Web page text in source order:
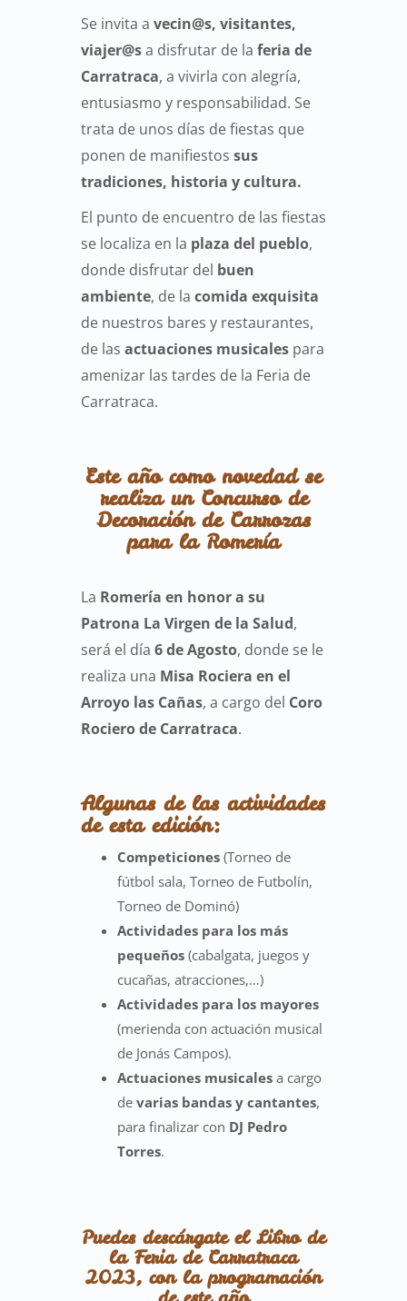
Se invita a vecin@s, visitantes,
viajer@sa disfrutar de la feria de
Carratraca, a vivirla con alegría,
entusiasmo y responsabilidad. Se
trata de unos días de fiestas que
ponen de manifiestos sus
tradiciones, historia y cultura.
El punto de encuentro de las fiestas
se localiza en la plaza del pueblo,
donde disfrutar del buen
ambiente, de la comida exquisita
de nuestros bares y restaurantes,
de las actuaciones musicales para
amenizar las tardes de la Feria de
Carratraca.
Este año como novedad se
realiza un Concurso de
Decoración de Carrozas
para la Romería
La Romería en honor a su
Patrona La Virgen de la Salud,
será el día 6 de Agosto, donde se le
realiza una Misa Rociera en el
Arroyo las Cañas, a cargo del Coro
Rociero de Carratraca.
Algunas de las actividades
de esta edición:
Competiciones (Torneo de
fútbol sala, Torneo de Futbolín,
Torneo de Dominó)
Actividades para los más
pequeños (cabalgata, juegos y
cucañas, atracciones,…)
Actividades para los mayores
(merienda con actuación musical
de Jonás Campos).
Actuaciones musicales a cargo
de varias bandas y cantantes,
para finalizar con DJ Pedro
Torres.
Puedes descárgate el Libro de
la Feria de Carratraca
2023, con la programación